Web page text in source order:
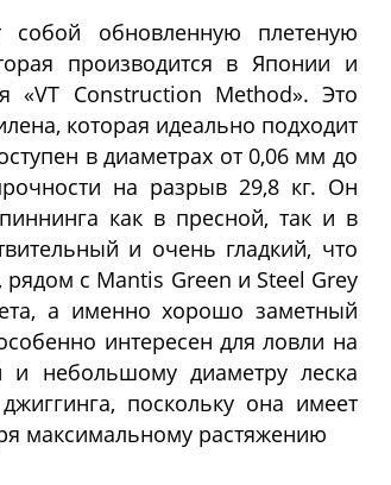
обновленную плетеную
производится в Японии и
«VT Construction Method». Это
которая идеально подходит
в диаметрах от 0,06 мм до
на разрыв 29,8 кг. Он
как в пресной, так и в
и очень гладкий, что
с Mantis Green и Steel Grey
а именно хорошо заметный
интересен для ловли на
и небольшому диаметру леска
поскольку она имеет
максимальному растяжению